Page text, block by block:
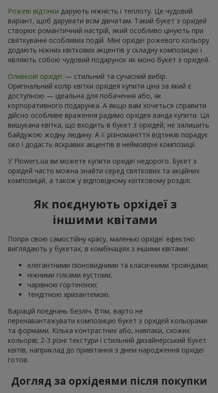
Рожеві відтінки дарують ніжність і теплоту. Це чудовий
варіант, щоб дарувати всім дівчатам. Такий букет з орхідей
створює романтичний настрій, який особливо цінують при
святкуванні особливих подій. Міні орхідеї рожевого кольору
додають ніжних квіткових акцентів у складну композицію і
являють собою чудовий подарунок як моно букет з орхідей.
Оливкові орхідеї — стильний та сучасний вибір.
Оригінальний колір квітки орхідея купити ціна за який є
доступною — ідеальна для побачення або, як
корпоративного подарунка. А якщо вам хочеться справити
дійсно особливе враження радимо орхідея ванда купити. Ця
вишукана квітка, що входить в букет з орхідей, не залишить
байдужою жодну людину. А її різноманіття відтінків порадує
око і додасть яскравих акцентів в неймовірні композиції.
У Flowers.ua ви можете купити орхідеї недорого. Букет з
орхідей часто можна знайти серед святкових та акційних
композицій, а також у відповідному квітковому розділі.
Як поєднують орхідеї з
іншими квітами
Попри свою самостійну красу, маленькі орхідеї ефектно
виглядають у букетах, в комбінаціях з іншими квітами:
елегантними піоновидними та класичними трояндами;
ніжними гілками еустоми;
чарівною гортензією;
тендітною хризантемою.
Варіацій поєднань безліч. Втім, варто не
перенавантажувати композицію букет з орхідей кольорами
та формами. Кілька контрастних або, навпаки, схожих
кольорів; 2-3 різні текстури і стильний дизайнерський букет
квітів, наприклад до привітання з днем народження орхідеї
готов.
Догляд за орхідеями після покупки